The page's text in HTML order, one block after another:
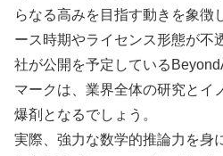
らなる高みを目指す動きを象徴
ース時期やライセンス形態が不
社が公開を予定している
マークは、業界全体の研究とイ
爆剤となるでしょう。
実際、強力な数学的推論力を身